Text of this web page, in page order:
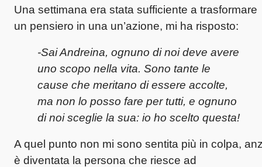
Una settimana era stata sufficiente a trasformare
un pensiero in una un’azione, mi ha risposto:
-Sai Andreina, ognuno di noi deve avere
uno scopo nella vita. Sono tante le
cause che meritano di essere accolte,
ma non lo posso fare per tutti, e ognuno
di noi sceglie la sua: io ho scelto questa!
A quel punto non mi sono sentita più in colpa,
è diventata la persona che riesce ad